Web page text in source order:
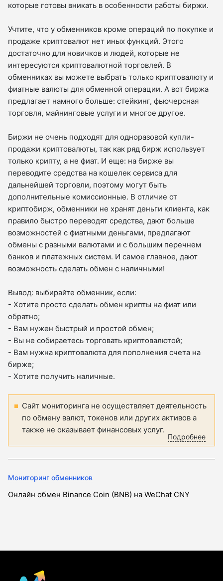
которые готовы вникать в особенности работы биржи.
Учтите, что у обменников кроме операций по покупке и
продаже криптовалют нет иных функций. Этого
достаточно для новичков и людей, которые не
интересуются криптовалютной торговлей. В
обменниках вы можете выбрать только криптовалюту и
фиатные валюты для обменной операции. А вот биржа
предлагает намного больше: стейкинг, фьючерсная
торговля, майнинговые услуги и многое другое.
Биржи не очень подходят для одноразовой купли-
продажи криптовалюты, так как ряд бирж использует
только крипту, а не фиат. И еще: на бирже вы
переводите средства на кошелек сервиса для
дальнейшей торговли, поэтому могут быть
дополнительные комиссионные. В отличие от
криптобирж, обменники не хранят деньги клиента, как
правило быстро переводят средства, дают больше
возможностей с фиатными деньгами, предлагают
обмены с разными валютами и с большим перечнем
банков и платежных систем. И самое главное, дают
возможность сделать обмен с наличными!
Вывод: выбирайте обменник, если:
- Хотите просто сделать обмен крипты на фиат или
обратно;
- Вам нужен быстрый и простой обмен;
- Вы не собираетесь торговать криптовалютой;
- Вам нужна криптовалюта для пополнения счета на
бирже;
- Хотите получить наличные.
Сайт мониторинга не осуществляет деятельность
по обмену валют, токенов или других активов а
также не оказывает финансовых услуг.
Подробнее
Мониторинг обменников
Онлайн обмен Binance Coin (BNB) на WeChat CNY